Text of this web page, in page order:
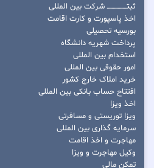
ثبتــــــــــــــــ شرکت بین المللی
اخذ پاسپورت و کارت اقامت
بورسیه تحصیلی
پرداخت شهریه دانشگاه
استخدام بین المللی
امور حقوقی بین المللی
خرید املاک خارج کشور
افتتاح حساب بانکی بین المللی
اخذ ویزا
ویزا توریستی و مسافرتی
سرمایه گذاری بین المللی
مهاجرت و اخذ اقامت
وکیل مهاجرت و ویزا
تمکن مالی